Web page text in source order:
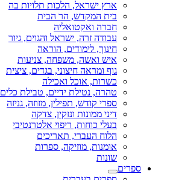
ארץ ישראל, הלכות תלויות בה
בית המקדש, הר הבית
חברה ואקטואליה
עבודה זרה, ישראל והגוים, גיור
חינוך, לימודים, הוראה
איש ואשה, משפחה, צניעות
גוף ומראה חיצוני, בגדים, ציצית
כשרות, אוכל ואכילה
טהרה, נטילת ידיים, טבילת כלים
ספרי קודש, תפילין, מזוזה, גניזה
דיני ממונות ונזקין, צדקה
בעלי כוחות, ריפוי אלטרנטיבי
הלוח העברי, תאריכים
אומנות, מוזיקה, ספרות
שונות
ספרים